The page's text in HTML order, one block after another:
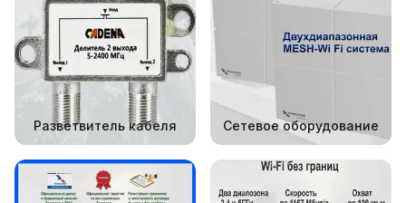
Разветвитель кабеля Сетевое оборудование